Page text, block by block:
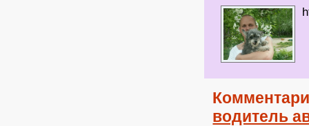
водитель